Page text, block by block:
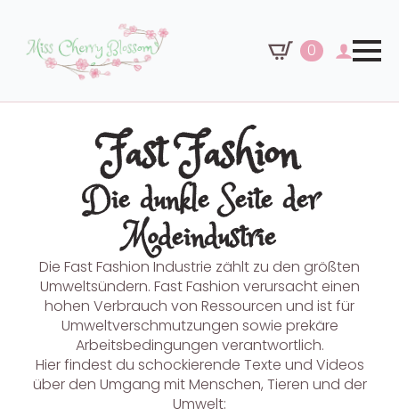
0
Fast Fashion
Die dunkle Seite der
Modeindustrie
Die Fast Fashion Industrie zählt zu den größten
Umweltsündern. Fast Fashion verursacht einen
hohen Verbrauch von Ressourcen und ist für
Umweltverschmutzungen sowie prekäre
Arbeitsbedingungen verantwortlich.
Hier findest du schockierende Texte und Videos
über den Umgang mit Menschen, Tieren und der
Umwelt: